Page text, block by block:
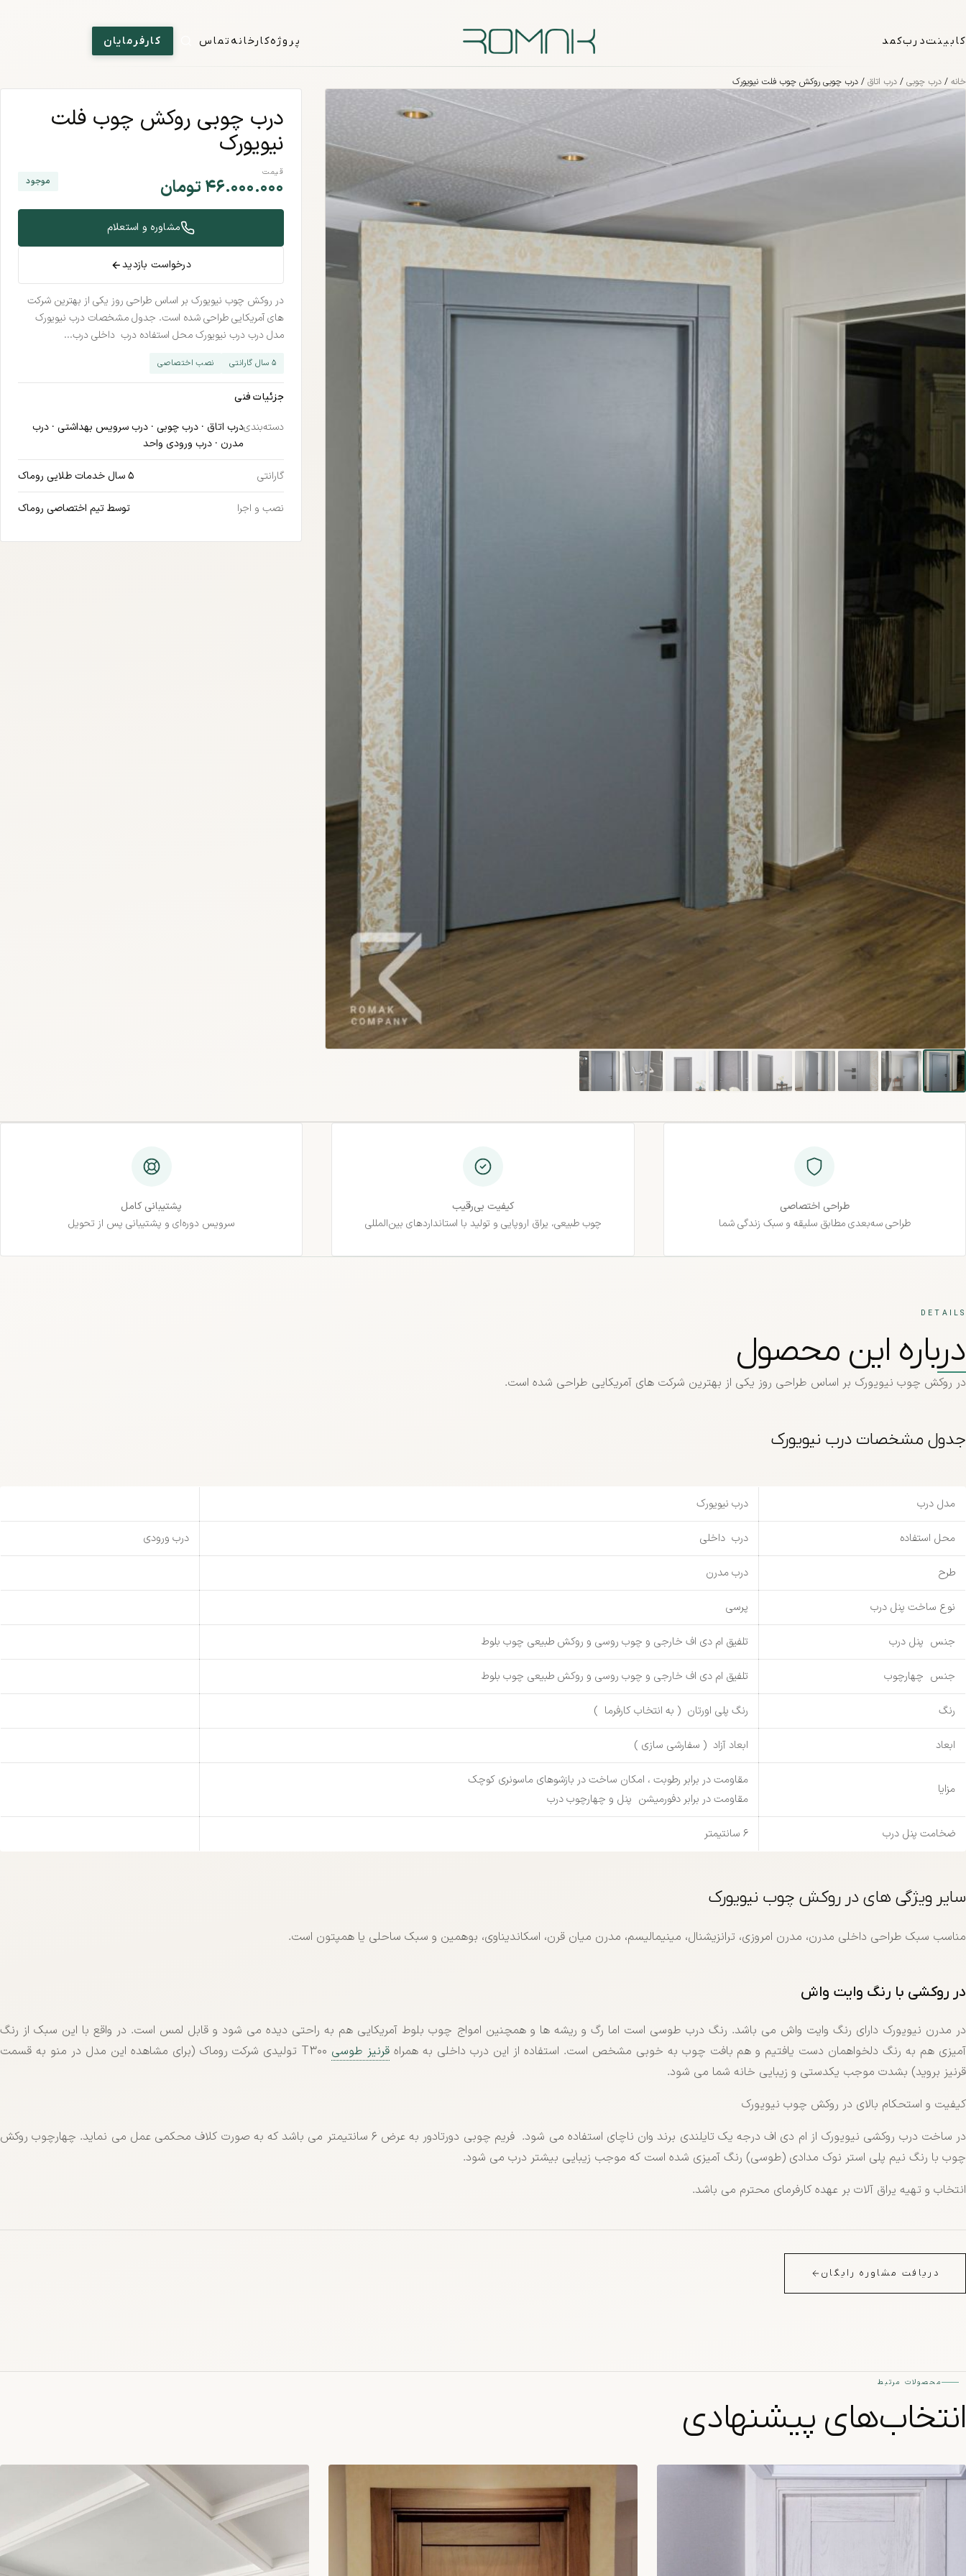
کابینتدربکمد پروژهکارخانه تماس کارفرمایان
خانه / درب چوبی / درب اتاق / درب چوبی روکش چوب فلت نیویورک
درب چوبی روکش چوب فلت
نیویورک
قیمت
۴۶.۰۰۰.۰۰۰ تومان موجود
مشاوره و استعلام
درخواست بازدید
در روکش چوب نیویورک بر اساس طراحی روز یکی از بهترین شرکت
های آمریکایی طراحی شده است. جدول مشخصات درب نیویورک
مدل درب درب نیویورک محل استفاده درب داخلی درب...
۵ سال گارانتی نصب اختصاصی
جزئیات فنی
دسته‌بندیدرب اتاق · درب چوبی · درب سرویس بهداشتی · درب
مدرن · درب ورودی واحد
گارانتی ۵ سال خدمات طلایی روماک
نصب و اجرا توسط تیم اختصاصی روماک
طراحی اختصاصی
طراحی سه‌بعدی مطابق سلیقه و سبک زندگی شما
کیفیت بی‌رقیب
چوب طبیعی، یراق اروپایی و تولید با استانداردهای بین‌المللی
پشتیبانی کامل
سرویس دوره‌ای و پشتیبانی پس از تحویل
DETAILS
درباره این محصول
در روکش چوب نیویورک بر اساس طراحی روز یکی از بهترین شرکت های آمریکایی طراحی شده است.
جدول مشخصات درب نیویورک
مدل درب درب نیویورک
محل استفاده درب داخلی درب ورودی
طرح درب مدرن
نوع ساخت پنل درب پرسی
جنس پنل درب تلفیق ام دی اف خارجی و چوب روسی و روکش طبیعی چوب بلوط
جنس چهارچوب تلفیق ام دی اف خارجی و چوب روسی و روکش طبیعی چوب بلوط
رنگ رنگ پلی اورتان ( به انتخاب کارفرما )
ابعاد ابعاد آزاد ( سفارشی سازی )
مزایا
مقاومت در برابر رطوبت ، امکان ساخت در بازشوهای ماسونری کوچک
مقاومت در برابر دفورمیشن پنل و چهارچوب درب
ضخامت پنل درب 6 سانتیمتر
سایر ویژگی های در روکش چوب نیویورک
مناسب سبک طراحی داخلی مدرن، مدرن امروزی، ترانزیشنال، مینیمالیسم، مدرن میان قرن، اسکاندیناوی، بوهمین و سبک ساحلی یا همپتون است.
در روکشی با رنگ وایت واش
در مدرن نیویورک دارای رنگ وایت واش می باشد. رنگ درب طوسی است اما رگ و ریشه ها و همچنین امواج چوب بلوط آمریکایی هم به راحتی دیده می شود و قابل لمس است. در واقع با این سبک از رنگ
آمیزی هم به رنگ دلخواهمان دست یافتیم و هم بافت چوب به خوبی مشخص است. استفاده از این درب داخلی به همراه قرنیز طوسی
T300 تولیدی شرکت روماک (برای مشاهده این مدل در منو به قسمت
قرنیز بروید) بشدت موجب یکدستی و زیبایی خانه شما می شود.
کیفیت و استحکام بالای در روکش چوب نیویورک
در ساخت درب روکشی نیویورک از ام دی اف درجه یک تایلندی برند وان ناچای استفاده می شود. فریم چوبی دورتادور به عرض 6 سانتیمتر می باشد که به صورت کلاف محکمی عمل می نماید. چهارچوب روکش
چوب با رنگ نیم پلی استر نوک مدادی (طوسی) رنگ آمیزی شده است که موجب زیبایی بیشتر درب می شود.
انتخاب و تهیه یراق آلات بر عهده کارفرمای محترم می باشد.
دریافت مشاوره رایگان
محصولات مرتبط
انتخاب‌های پیشنهادی